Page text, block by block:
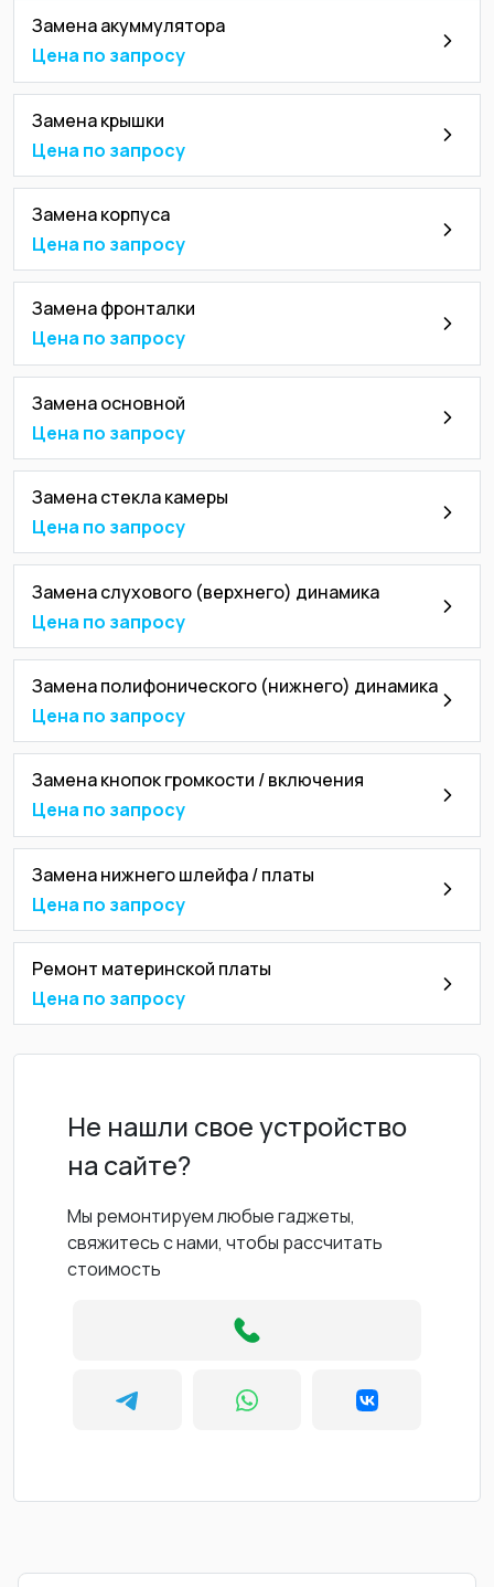
Замена акуммулятора
Цена по запросу
Замена крышки
Цена по запросу
Замена корпуса
Цена по запросу
Замена фронталки
Цена по запросу
Замена основной
Цена по запросу
Замена стекла камеры
Цена по запросу
Замена слухового (верхнего) динамика
Цена по запросу
Замена полифонического (нижнего) динамика
Цена по запросу
Замена кнопок громкости / включения
Цена по запросу
Замена нижнего шлейфа / платы
Цена по запросу
Ремонт материнской платы
Цена по запросу
Не нашли свое устройство
на сайте?
Мы ремонтируем любые гаджеты,
свяжитесь с нами, чтобы рассчитать
стоимость